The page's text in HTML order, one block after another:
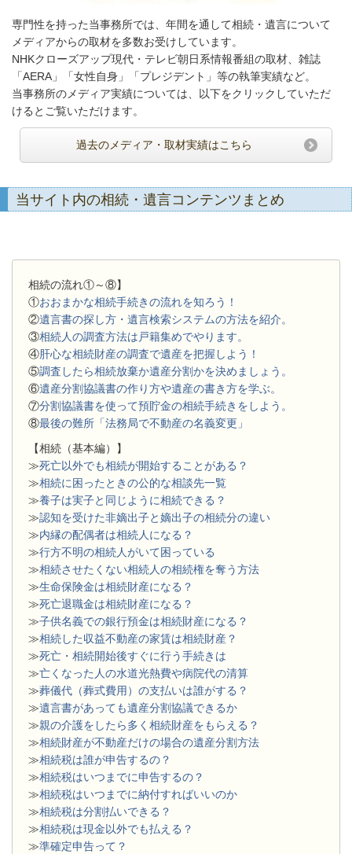
専門性を持った当事務所では、年間を通して相続・遺言について
メディアからの取材を多数お受けしています。
NHKクローズアップ現代・テレビ朝日系情報番組の取材、雑誌
「AERA」「女性自身」「プレジデント」等の執筆実績など。
当事務所のメディア実績については、以下をクリックしていただ
けるとご覧いただけます。
過去のメディア・取材実績はこちら
当サイト内の相続・遺言コンテンツまとめ
相続の流れ①～⑧】
①おおまかな相続手続きの流れを知ろう！
②遺言書の探し方・遺言検索システムの方法を紹介。
③相続人の調査方法は戸籍集めでやります。
④肝心な相続財産の調査で遺産を把握しよう！
⑤調査したら相続放棄か遺産分割かを決めましょう。
⑥遺産分割協議書の作り方や遺産の書き方を学ぶ。
⑦分割協議書を使って預貯金の相続手続きをしよう。
⑧最後の難所「法務局で不動産の名義変更」
【相続（基本編）】
≫死亡以外でも相続が開始することがある？
≫相続に困ったときの公的な相談先一覧
≫養子は実子と同じように相続できる？
≫認知を受けた非嫡出子と嫡出子の相続分の違い
≫内縁の配偶者は相続人になる？
≫行方不明の相続人がいて困っている
≫相続させたくない相続人の相続権を奪う方法
≫生命保険金は相続財産になる？
≫死亡退職金は相続財産になる？
≫子供名義での銀行預金は相続財産になる？
≫相続した収益不動産の家賃は相続財産？
≫死亡・相続開始後すぐに行う手続きは
≫亡くなった人の水道光熱費や病院代の清算
≫葬儀代（葬式費用）の支払いは誰がする？
≫遺言書があっても遺産分割協議できるか
≫親の介護をしたら多く相続財産をもらえる？
≫相続財産が不動産だけの場合の遺産分割方法
≫相続税は誰が申告するの？
≫相続税はいつまでに申告するの？
≫相続税はいつまでに納付すればいいのか
≫相続税は分割払いできる？
≫相続税は現金以外でも払える？
≫準確定申告って？